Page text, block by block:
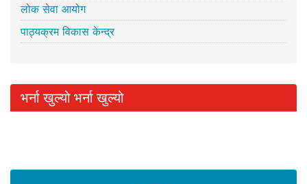
लोक सेवा आयोग
पाठ्यक्रम विकास केन्द्र
भर्ना खुल्यो भर्ना खुल्यो